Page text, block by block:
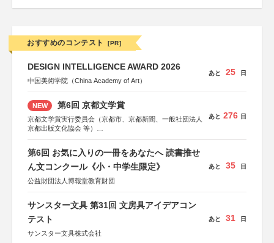
おすすめのコンテスト [PR]
DESIGN INTELLIGENCE AWARD 2026
中国美術学院（China Academy of Art）
あと 25 日
NEW 第6回 京都文学賞
京都文学賞実行委員会（京都市、京都新聞、一般社団法人
京都出版文化協会 等）
集英社、小学館、祥伝社、新潮社、淡交社、ちいさいミシ
マ社、徳間書店、早川書房、PHP研究所、双葉社、文藝春
あと 276 日
第6回 お気に入りの一冊をあなたへ 読書推せ
ん文コンクール《小・中学生限定》
公益財団法人博報堂教育財団
あと 35 日
サンスター文具 第31回 文房具アイデアコン
テスト
サンスター文具株式会社
あと 31 日